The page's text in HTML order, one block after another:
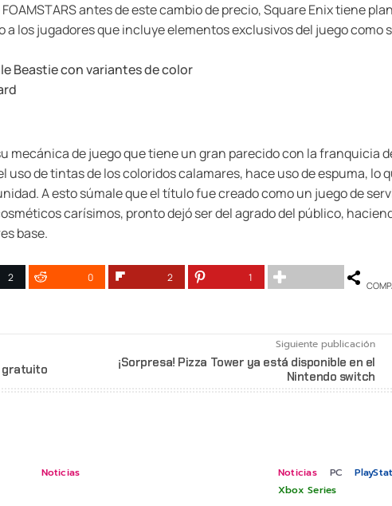
antes de este cambio de precio, Square Enix tiene
a los jugadores que incluye elementos exclusivos del juego como
Beastie con variantes de color
mecánica de juego que tiene un gran parecido con la franquicia
uso de tintas de los coloridos calamares, hace uso de espuma, lo
A esto súmale que el título fue creado como un juego de
carísimos, pronto dejó ser del agrado del público,
base.
2 0 2 1
gratuito
Siguiente publicación
¡Sorpresa! Pizza Tower ya está disponible en el
Nintendo switch
Noticias Noticias PC
Xbox Series